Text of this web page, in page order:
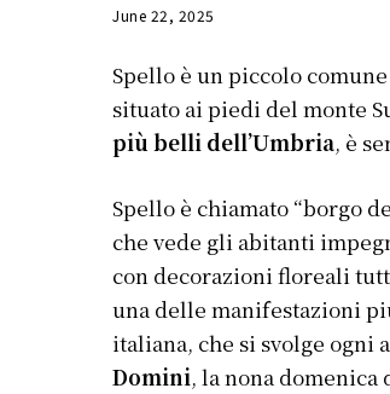
June 22, 2025
Spello è un piccolo
situato ai piedi del monte
più belli dell’Umbria, è
Spello è chiamato “borgo
che vede gli abitanti
con decorazioni floreali
una delle manifestazioni
italiana, che si svolge ogni
Domini, la nona domenica